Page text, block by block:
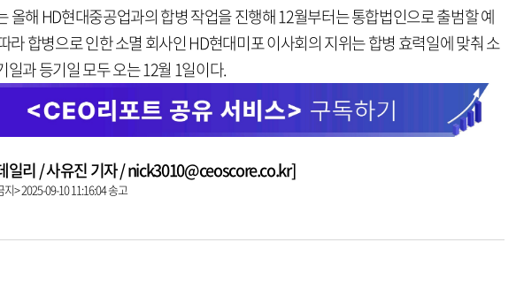
올해 HD현대중공업과의 합병 작업을 진행해 12월부터는 통합법인으로 출범할 예
라 합병으로 인한 소멸 회사인 HD현대미포 이사회의 지위는 합병 효력일에 맞춰 소
일과 등기일 모두 오는 12월 1일이다.
일리 / 사유진 기자 / nick3010@ceoscore.co.kr]
> 2025-09-10 11:16:04 송고